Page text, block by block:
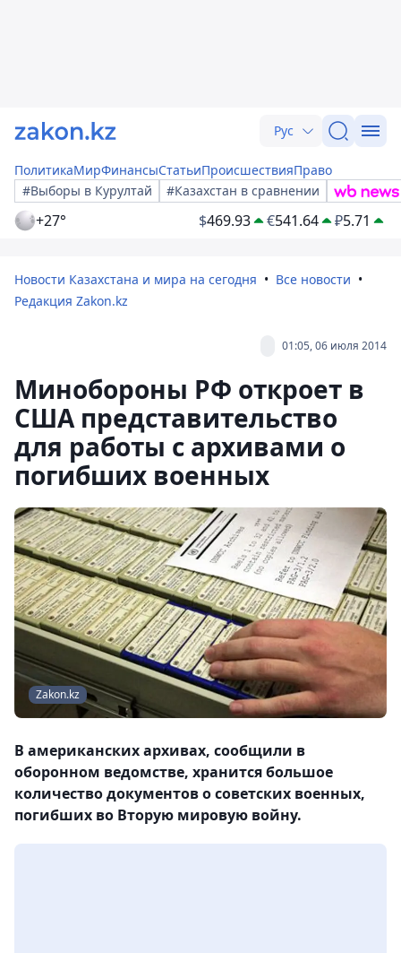
Рус
ПолитикаМирФинансыСтатьиПроисшествияПраво
#Выборы в Курултай
#Казахстан в сравнении
+27° $469.93 €541.64 ₽5.71
Новости Казахстана и мира на сегодня
Все новости
Редакция Zakon.kz
01:05, 06 июля 2014
Минобороны РФ откроет в
США представительство
для работы с архивами о
погибших военных
Zakon.kz
В американских архивах, сообщили в
оборонном ведомстве, хранится большое
количество документов о советских военных,
погибших во Вторую мировую войну.